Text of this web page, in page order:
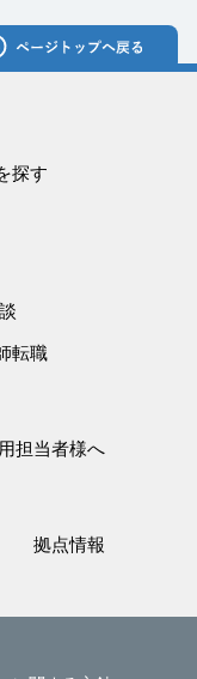
探す
転職
担当者様へ
拠点情報